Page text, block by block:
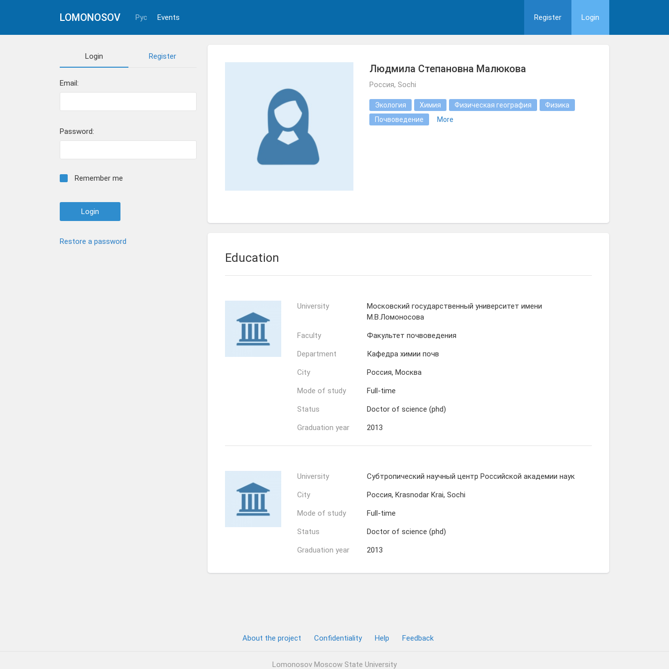
LOMONOSOV Рус Events Register Login
Login Register
Email:
Password:
Remember me
Restore a password
Людмила Степановна Малюкова
Россия, Sochi
Экология Химия Физическая география
Физика
Почвоведение
More
Education
University
Московский государственный университет имени
М.В.Ломоносова
Faculty Факультет почвоведения
Department Кафедра химии почв
City Россия, Москва
Mode of study Full-time
Status Doctor of science (phd)
Graduation year 2013
University Субтропический научный центр Российской академии наук
City Россия, Krasnodar Krai, Sochi
Mode of study Full-time
Status Doctor of science (phd)
Graduation year 2013
About the project Confidentiality Help Feedback
Lomonosov Moscow State University